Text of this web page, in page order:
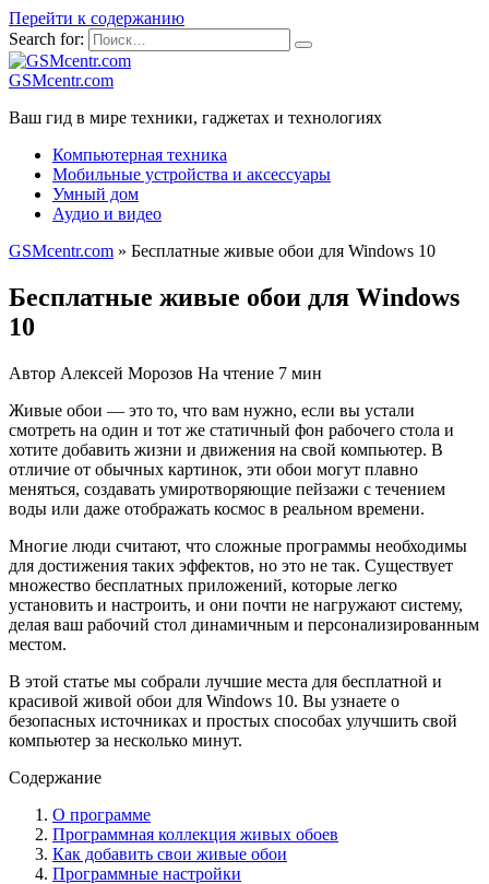
Перейти к содержанию
Search for:
GSMcentr.com
Ваш гид в мире техники, гаджетах и технологиях
Компьютерная техника
Мобильные устройства и аксессуары
Умный дом
Аудио и видео
GSMcentr.com » Бесплатные живые обои для Windows 10
Бесплатные живые обои для Windows
10
Автор Алексей Морозов На чтение 7 мин
Живые обои — это то, что вам нужно, если вы устали
смотреть на один и тот же статичный фон рабочего стола и
хотите добавить жизни и движения на свой компьютер. В
отличие от обычных картинок, эти обои могут плавно
меняться, создавать умиротворяющие пейзажи с течением
воды или даже отображать космос в реальном времени.
Многие люди считают, что сложные программы необходимы
для достижения таких эффектов, но это не так. Существует
множество бесплатных приложений, которые легко
установить и настроить, и они почти не нагружают систему,
делая ваш рабочий стол динамичным и персонализированным
местом.
В этой статье мы собрали лучшие места для бесплатной и
красивой живой обои для Windows 10. Вы узнаете о
безопасных источниках и простых способах улучшить свой
компьютер за несколько минут.
Содержание
О программе
Программная коллекция живых обоев
Как добавить свои живые обои
Программные настройки